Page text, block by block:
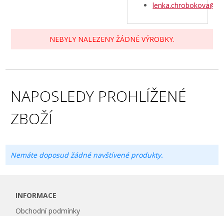
NEBYLY NALEZENY ŽÁDNÉ VÝROBKY.
NAPOSLEDY PROHLÍŽENÉ
ZBOŽÍ
Nemáte doposud žádné navštívené produkty.
INFORMACE
Obchodní podmínky